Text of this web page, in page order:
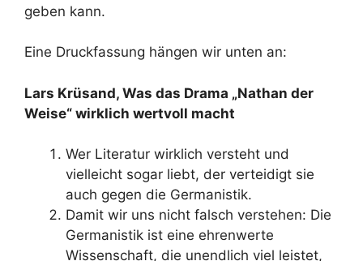
geben kann.
Eine Druckfassung hängen wir unten an:
Lars Krüsand, Was das Drama „Nathan der
Weise“ wirklich wertvoll macht
Wer Literatur wirklich versteht und
vielleicht sogar liebt, der verteidigt sie
auch gegen die Germanistik.
Damit wir uns nicht falsch verstehen: Die
Germanistik ist eine ehrenwerte
Wissenschaft, die unendlich viel leistet,